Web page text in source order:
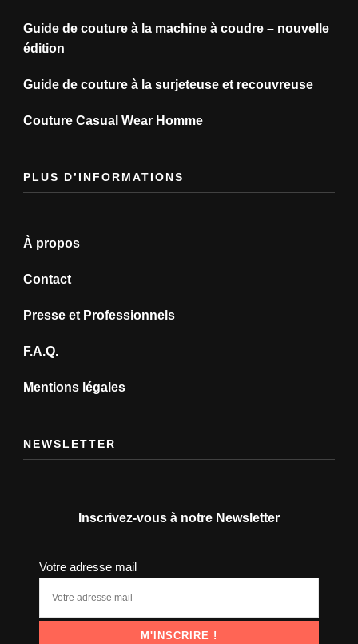
Guide de couture à la machine à coudre – nouvelle
édition
Guide de couture à la surjeteuse et recouvreuse
Couture Casual Wear Homme
PLUS D’INFORMATIONS
À propos
Contact
Presse et Professionnels
F.A.Q.
Mentions légales
NEWSLETTER
Inscrivez-vous à notre Newsletter
Votre adresse mail